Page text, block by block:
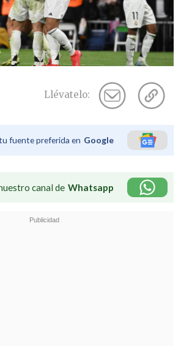
Llévatelo:
fuente preferida en Google
canal de Whatsapp